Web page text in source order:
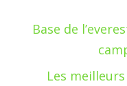
Base de
Les